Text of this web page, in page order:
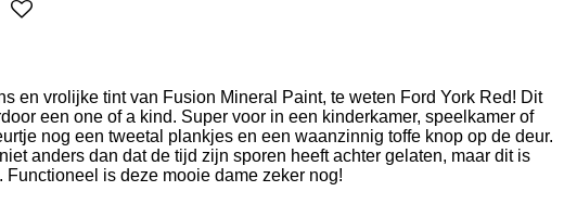
en vrolijke tint van Fusion Mineral Paint, te weten Ford York Red! Dit
een one of a kind. Super voor in een kinderkamer, speelkamer of
nog een tweetal plankjes en een waanzinnig toffe knop op de deur.
anders dan dat de tijd zijn sporen heeft achter gelaten, maar dit is
Functioneel is deze mooie dame zeker nog!